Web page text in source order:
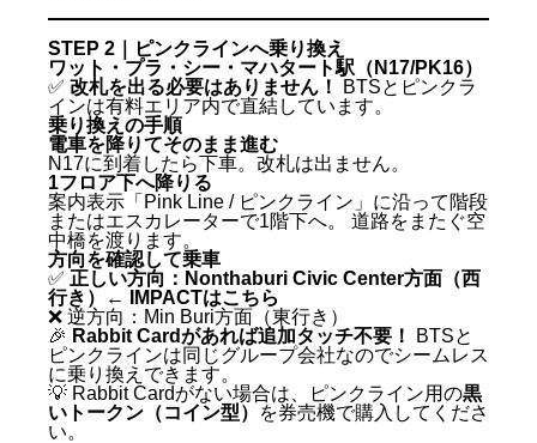
STEP 2｜ピンクラインへ乗り換え
ワット・プラ・シー・マハタート駅（N17/PK16）
✅ 改札を出る必要はありません！
BTSとピンクラ
インは有料エリア内で直結しています。
乗り換えの手順
電車を降りてそのまま進む
N17に到着したら下車。改札は出ません。
1フロア下へ降りる
案内表示「Pink Line / ピンクライン」に沿って階段
またはエスカレーターで1階下へ。 道路をまたぐ空
中橋を渡ります。
方向を確認して乗車
✅ 正しい方向：Nonthaburi Civic Center方面（西
行き）← IMPACTはこちら
❌ 逆方向：Min Buri方面（東行き）
🎉 Rabbit Cardがあれば追加タッチ不要！
BTSと
ピンクラインは同じグループ会社なのでシームレス
に乗り換えできます。
💡 Rabbit Cardがない場合は、ピンクライン用の黒
いトークン（コイン型）
を券売機で購入してくださ
い。